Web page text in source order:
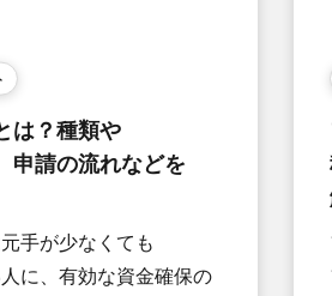
は？​種類や​
申請の​流れなどを​
手が​少なくても​
に、​有効な​資金確保の​